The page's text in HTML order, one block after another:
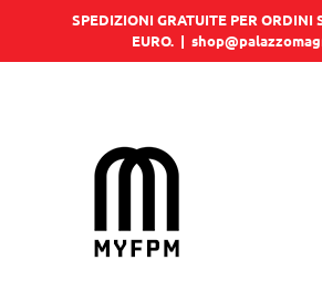
SPEDIZIONI GRATUITE PER ORDINI
EURO. |